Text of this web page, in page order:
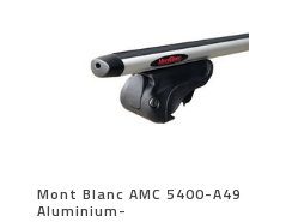
Mont Blanc AMC 5400-A49
Aluminium-